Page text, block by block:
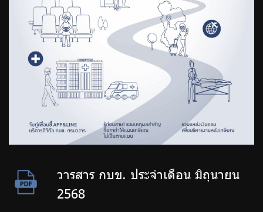
วารสาร กบข. ประจำเดือน มิถุนายน
2568